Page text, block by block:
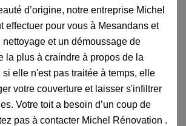
d’origine, notre entreprise Michel
effectuer pour vous à Mesandans et
et un démoussage de
la plus à craindre à propos de la
si elle n'est pas traitée à temps, elle
votre couverture et laisser s'infiltrer
Votre toit a besoin d’un coup de
pas à contacter Michel Rénovation .